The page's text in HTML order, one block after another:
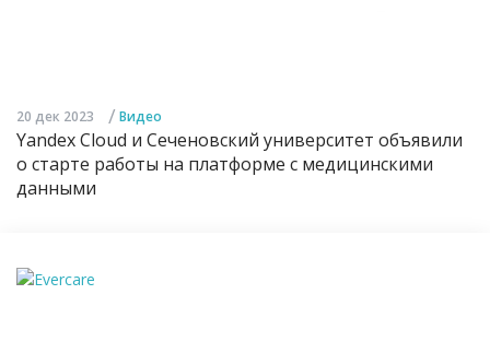
20 дек 2023 / Видео
Yandex Cloud и Сеченовский университет объявили
о старте работы на платформе с медицинскими
данными